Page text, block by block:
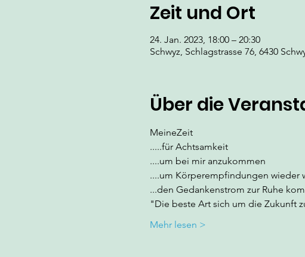
Zeit und Ort
24. Jan. 2023, 18:00 – 20:30
Schwyz, Schlagstrasse 76, 6430
Über die
MeineZeit
.....für Achtsamkeit
....um bei mir anzukommen
....um Körperempfindungen wieder
...den Gedankenstrom zur Ruhe
"Die beste Art sich um die Zukunft
Mehr lesen >